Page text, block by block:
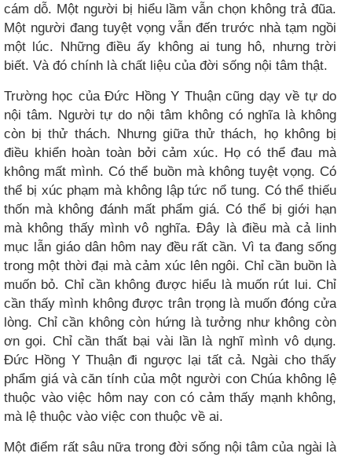
cám dỗ. Một người bị hiểu lầm vẫn chọn không trả đũa.
Một người đang tuyệt vọng vẫn đến trước nhà tạm ngồi
một lúc. Những điều ấy không ai tung hô, nhưng trời
biết. Và đó chính là chất liệu của đời sống nội tâm thật.
Trường học của Đức Hồng Y Thuận cũng dạy về tự do
nội tâm. Người tự do nội tâm không có nghĩa là không
còn bị thử thách. Nhưng giữa thử thách, họ không bị
điều khiển hoàn toàn bởi cảm xúc. Họ có thể đau mà
không mất mình. Có thể buồn mà không tuyệt vọng. Có
thể bị xúc phạm mà không lập tức nổ tung. Có thể thiếu
thốn mà không đánh mất phẩm giá. Có thể bị giới hạn
mà không thấy mình vô nghĩa. Đây là điều mà cả linh
mục lẫn giáo dân hôm nay đều rất cần. Vì ta đang sống
trong một thời đại mà cảm xúc lên ngôi. Chỉ cần buồn là
muốn bỏ. Chỉ cần không được hiểu là muốn rút lui. Chỉ
cần thấy mình không được trân trọng là muốn đóng cửa
lòng. Chỉ cần không còn hứng là tưởng như không còn
ơn gọi. Chỉ cần thất bại vài lần là nghĩ mình vô dụng.
Đức Hồng Y Thuận đi ngược lại tất cả. Ngài cho thấy
phẩm giá và căn tính của một người con Chúa không lệ
thuộc vào việc hôm nay con có cảm thấy mạnh không,
mà lệ thuộc vào việc con thuộc về ai.
Một điểm rất sâu nữa trong đời sống nội tâm của ngài là